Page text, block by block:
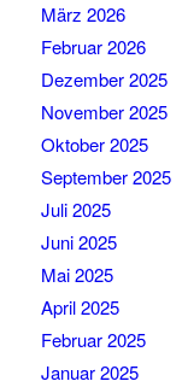
März 2026
Februar 2026
Dezember 2025
November 2025
Oktober 2025
September 2025
Juli 2025
Juni 2025
Mai 2025
April 2025
Februar 2025
Januar 2025